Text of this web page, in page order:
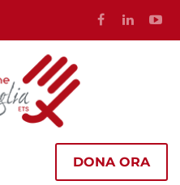
DONA ORA